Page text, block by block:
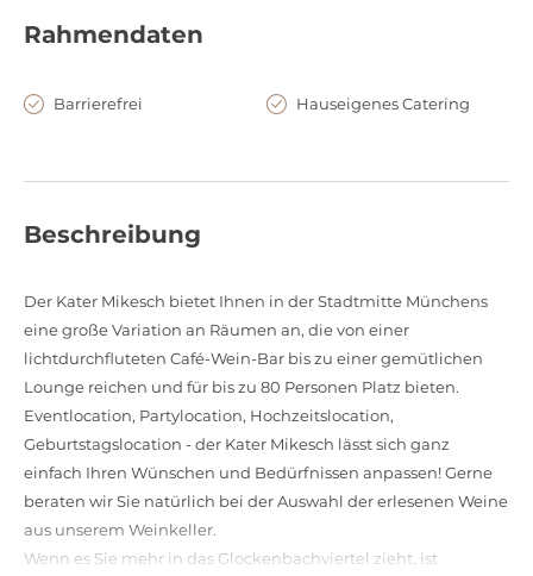
Rahmendaten
Barrierefrei Hauseigenes Catering
Beschreibung
Der Kater Mikesch bietet Ihnen in der Stadtmitte Münchens
eine große Variation an Räumen an, die von einer
lichtdurchfluteten Café-Wein-Bar bis zu einer gemütlichen
Lounge reichen und für bis zu 80 Personen Platz bieten.
Eventlocation, Partylocation, Hochzeitslocation,
Geburtstagslocation - der Kater Mikesch lässt sich ganz
einfach Ihren Wünschen und Bedürfnissen anpassen! Gerne
beraten wir Sie natürlich bei der Auswahl der erlesenen Weine
aus unserem Weinkeller.
Wenn es Sie mehr in das Glockenbachviertel zieht, ist